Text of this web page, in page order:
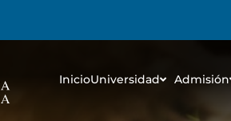
InicioUniversidad Admisión